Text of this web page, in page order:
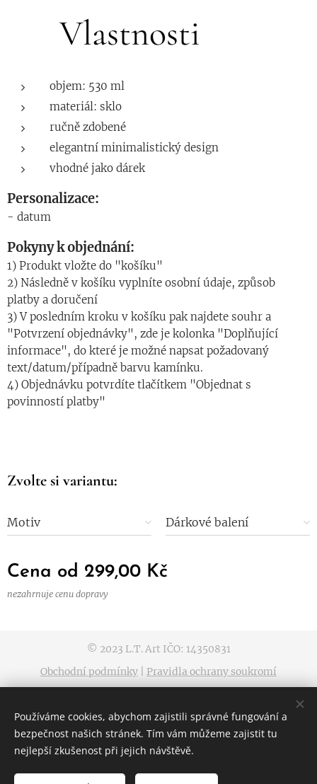
✨ Vlastnosti
objem: 530 ml
materiál: sklo
ručně zdobené
elegantní minimalistický design
vhodné jako dárek
Personalizace:
- datum
Pokyny k objednání:
1) Produkt vložte do "košíku"
2) Následně v košíku vyplníte osobní údaje, způsob
platby a doručení
3) V posledním kroku v košíku pak najdete souhr a
"Potvrzení objednávky", zde je kolonka "Doplňující
informace", do které je možné napsat požadovaný
text/datum/případně barvu kamínku.
4) Objednávku potvrdíte tlačítkem "Objednat s
povinností platby"
Zvolte si variantu:
Motiv Dárkové balení
Cena od 299,00 Kč
nezahrnuje cenu dopravy
© 2023 L.T. Art IČO: 14350831
Obchodní podmínky
Pravidla ochrany soukromí
Jazyky
Používáme cookies, abychom zajistili správné fungování a
bezpečnost našich stránek. Tím vám můžeme zajistit tu
nejlepší zkušenost při jejich návštěvě.